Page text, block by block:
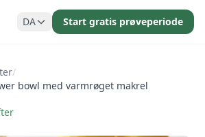
DA Start gratis prøveperiode
/
bowl med varmrøget makrel